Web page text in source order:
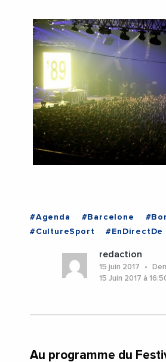
#Agenda #Barcelone
#CultureSport
#EnDirectDe
redaction
15 juin 2017
15 Juin 2017 à
Au programme du